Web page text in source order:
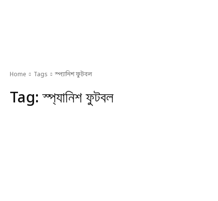
Home Tags স্প্যানিশ ফুটবল
Tag:স্প্যানিশ ফুটবল